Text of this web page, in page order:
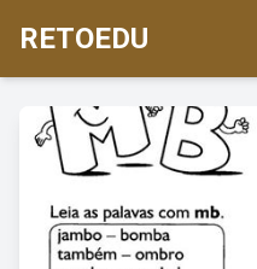
RETOEDU